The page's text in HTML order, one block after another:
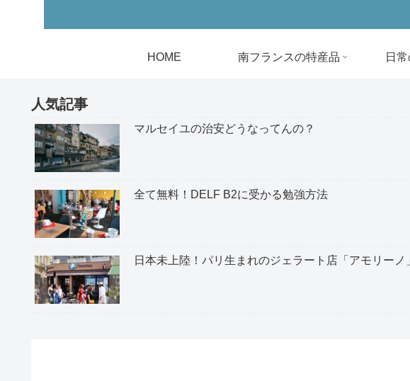
HOME 南フランスの特産品 日
人気記事
マルセイユの治安どうなってんの？
全て無料！DELF B2に受かる勉強方法
日本未上陸！パリ生まれのジェラート店「アモリーノ